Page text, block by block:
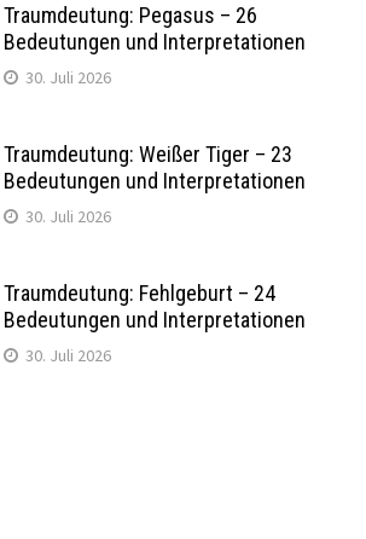
Traumdeutung: Pegasus – 26
Bedeutungen und Interpretationen
30. Juli 2026
Traumdeutung: Weißer Tiger – 23
Bedeutungen und Interpretationen
30. Juli 2026
Traumdeutung: Fehlgeburt – 24
Bedeutungen und Interpretationen
30. Juli 2026